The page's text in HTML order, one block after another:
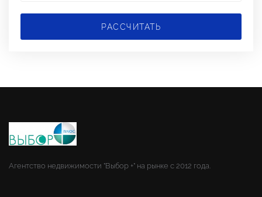
РАССЧИТАТЬ
Агентство недвижимости "Выбор +" на рынке с 2012 года.